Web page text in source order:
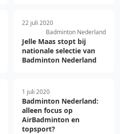
22 juli 2020
Badminton Nederland
Jelle Maas stopt bij
nationale selectie van
Badminton Nederland
1 juli 2020
Badminton Nederland:
alleen focus op
AirBadminton en
topsport?